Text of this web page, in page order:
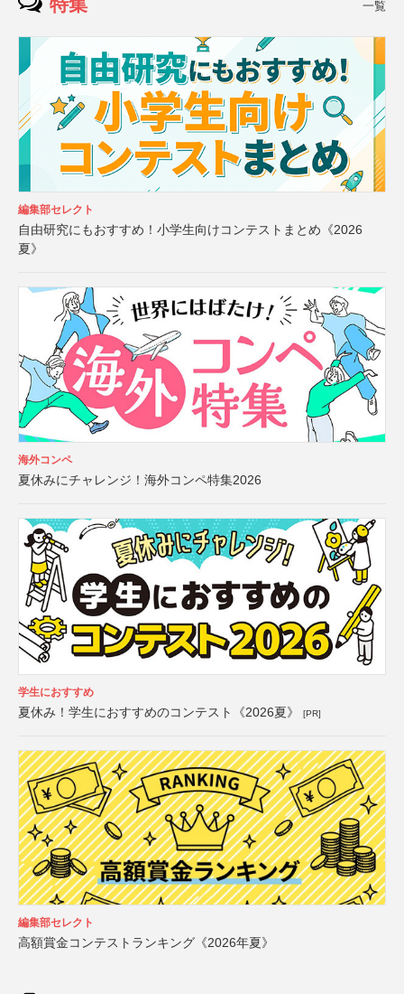
一覧
編集部セレクト
自由研究にもおすすめ！小学生向けコンテストまとめ《2026
夏》
海外コンペ
夏休みにチャレンジ！海外コンペ特集2026
学生におすすめ
夏休み！学生におすすめのコンテスト《2026夏》 [PR]
編集部セレクト
高額賞金コンテストランキング《2026年夏》